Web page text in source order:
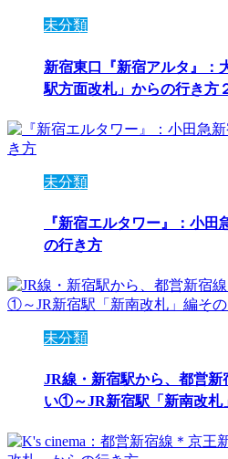
未分類
新宿東口『新宿アルタ』：
駅方面改札」からの行き方
未分類
『新宿エルタワー』：小
の行き方
未分類
JR線・新宿駅から、都営
い①～JR新宿駅「新南改札